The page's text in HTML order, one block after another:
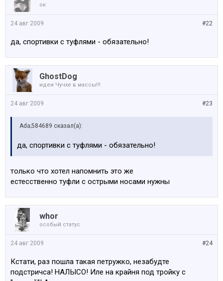
ок
#22
24 авг 2009
да, спортивки с туфлями - обязательно!
GhostDog
идеи Чучхе в массы!!!
#23
24 авг 2009
Ada;584689 сказал(а):
да, спортивки с туфлями - обязательно!
только что хотел напомнить это же
естесственно туфли с острыми носами нужны
whor
особый статус
#24
24 авг 2009
Кстати, раз пошла такая петружко, незабудте
подстричса! НАЛЫСО! Иле на крайня под тройку с